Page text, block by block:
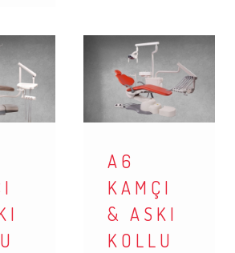
A6
KAMÇI
& ASKI
KOLLU